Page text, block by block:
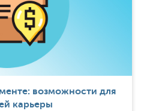
возможности для
карьеры